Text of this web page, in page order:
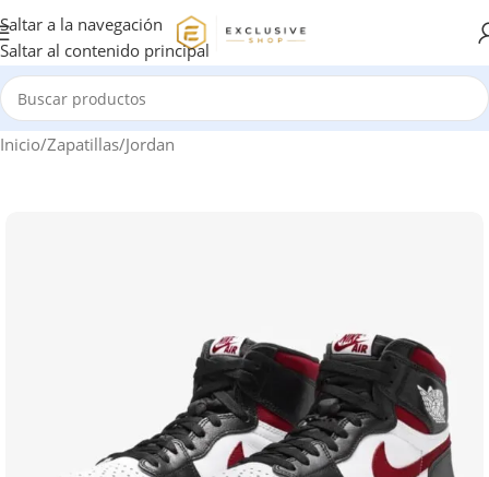
Saltar a la navegación
Saltar al contenido principal
Inicio/Zapatillas/Jordan